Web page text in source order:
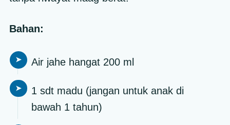
Bahan:
Air jahe hangat 200 ml
1 sdt madu (jangan untuk anak di
bawah 1 tahun)